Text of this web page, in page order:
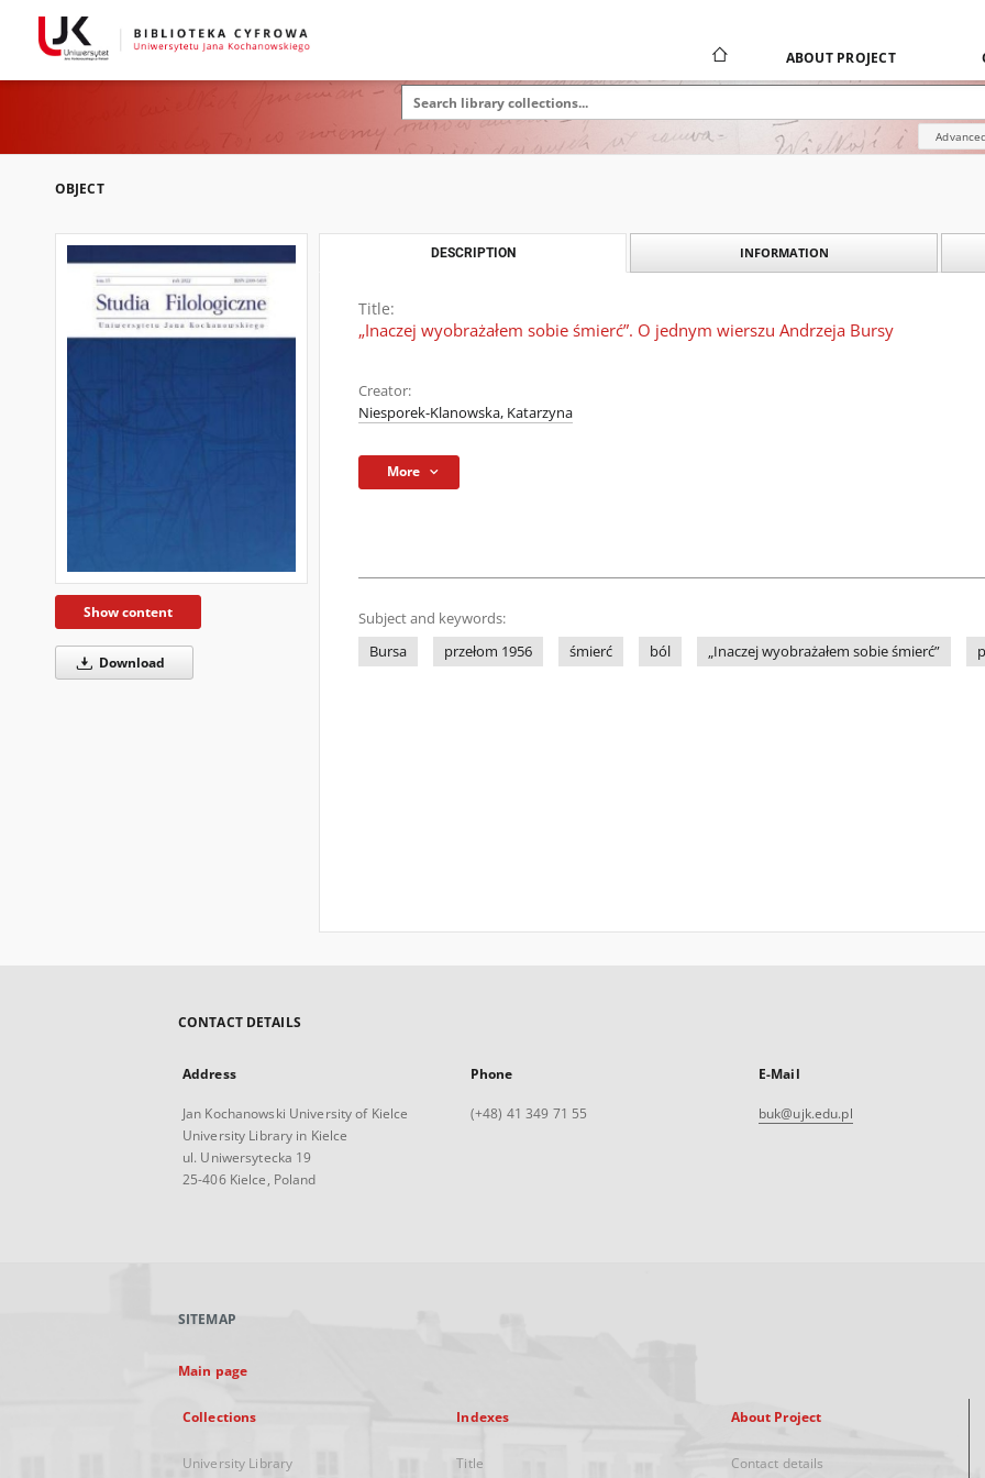
ABOUT PROJECT
OBJECT
Show content
Download
DESCRIPTION INFORMATION
Title:
„Inaczej wyobrażałem sobie śmierć”. O jednym wierszu Andrzeja Bursy
Creator:
Niesporek-Klanowska, Katarzyna
More
Subject and keywords:
Bursa
przełom 1956 śmierć ból „Inaczej wyobrażałem sobie śmierć”
CONTACT DETAILS
Address
Jan Kochanowski University of Kielce
University Library in Kielce
ul. Uniwersytecka 19
25-406 Kielce, Poland
Phone
(+48) 41 349 71 55
E-Mail
buk@ujk.edu.pl
SITEMAP
Main page
Collections
University Library
Indexes
Title
About Project
Contact details